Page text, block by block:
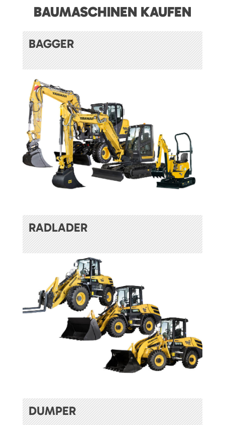
BAUMASCHINEN KAUFEN
BAGGER
RADLADER
DUMPER